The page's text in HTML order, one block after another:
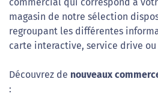
magasin de notre sélection
regroupant les différentes
carte interactive, service drive
Découvrez de nouveaux
: